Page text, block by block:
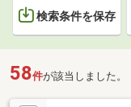
検索条件を保存
58件が該当しました。